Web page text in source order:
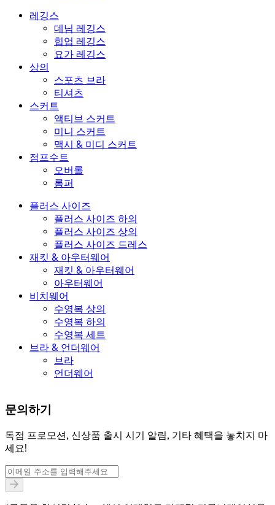
레깅스
데님 레깅스
힙업 레깅스
요가 레깅스
상의
스포츠 브라
티셔츠
스커트
액티브 스커트
미니 스커트
맥시 & 미디 스커트
점프수트
오버롤
롬퍼
플러스 사이즈
플러스 사이즈 하의
플러스 사이즈 상의
플러스 사이즈 드레스
재킷 & 아우터웨어
재킷 & 아우터웨어
아우터웨어
비치웨어
수영복 상의
수영복 하의
수영복 세트
브라 & 언더웨어
브라
언더웨어
문의하기
독점 프로모션, 신상품 출시 시기 알림, 기타 혜택을 놓치지 마
세요!